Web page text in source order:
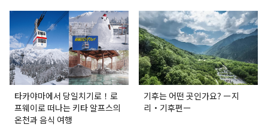
타카야마에서 당일치기로！로
프웨이로 떠나는 키타 알프스의
온천과 음식 여행
기후는 어떤 곳인가요? ー지
리・기후편ー